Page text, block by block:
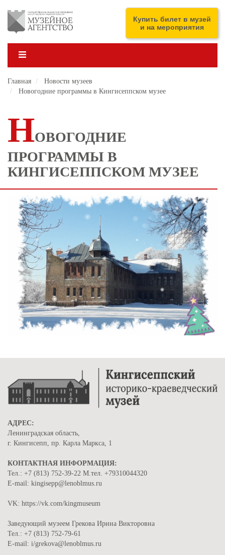
основному
содержанию
ENG
Купить билет в музей
и на мероприятия
Главная
Новости музеев
Новогодние программы в Кингисеппском музее
НОВОГОДНИЕ
ПРОГРАММЫ В
КИНГИСЕППСКОМ МУЗЕЕ
АДРЕС:
Ленинградская область,
г. Кингисепп, пр. Карла Маркса, 1
КОНТАКТНАЯ ИНФОРМАЦИЯ:
Тел.: +7 (813) 752-39-22 М.тел. +79310044320
E-mail: kingisepp@lenoblmus.ru
VK: https://vk.com/kingmuseum
Заведующий музеем Грекова Ирина Викторовна
Тел.: +7 (813) 752-79-61
E-mail: i/grekova@lenoblmus.ru